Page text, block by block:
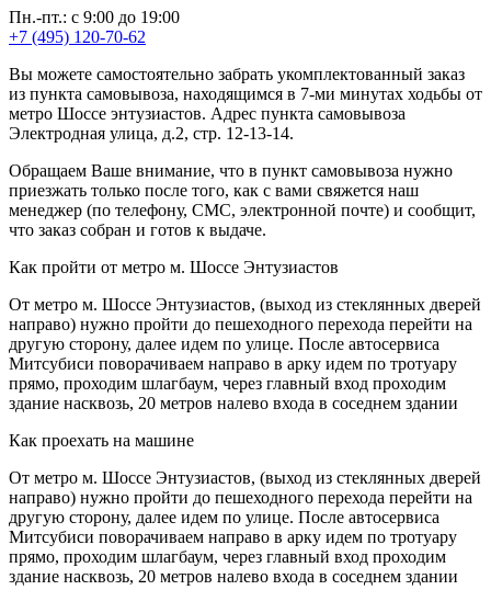
Пн.-пт.: с 9:00 до 19:00
+7 (495) 120-70-62
Вы можете самостоятельно забрать укомплектованный заказ
из пункта самовывоза, находящимся в 7-ми минутах ходьбы от
метро Шоссе энтузиастов. Адрес пункта самовывоза
Электродная улица, д.2, стр. 12-13-14.
Обращаем Ваше внимание, что в пункт самовывоза нужно
приезжать только после того, как с вами свяжется наш
менеджер (по телефону, СМС, электронной почте) и сообщит,
что заказ собран и готов к выдаче.
Как пройти от метро м. Шоссе Энтузиастов
От метро м. Шоссе Энтузиастов, (выход из стеклянных дверей
направо) нужно пройти до пешеходного перехода перейти на
другую сторону, далее идем по улице. После автосервиса
Митсубиси поворачиваем направо в арку идем по тротуару
прямо, проходим шлагбаум, через главный вход проходим
здание насквозь, 20 метров налево входа в соседнем здании
Как проехать на машине
От метро м. Шоссе Энтузиастов, (выход из стеклянных дверей
направо) нужно пройти до пешеходного перехода перейти на
другую сторону, далее идем по улице. После автосервиса
Митсубиси поворачиваем направо в арку идем по тротуару
прямо, проходим шлагбаум, через главный вход проходим
здание насквозь, 20 метров налево входа в соседнем здании